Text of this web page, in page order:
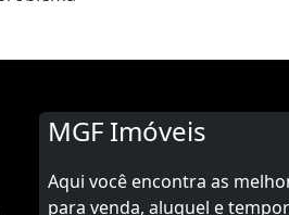
MGF Imóveis
Aqui você encontra as
para venda, aluguel e